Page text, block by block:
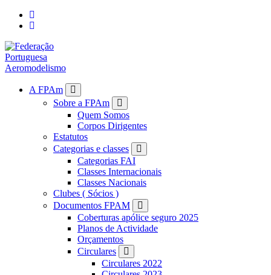
FPAMA FPAm
Sobre a FPAm
Quem Somos
Corpos Dirigentes
Estatutos
Categorias e classes
Categorias FAI
Classes Internacionais
Classes Nacionais
Clubes ( Sócios )
Documentos FPAM
Coberturas apólice seguro 2025
Planos de Actividade
Orçamentos
Circulares
Circulares 2022